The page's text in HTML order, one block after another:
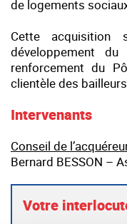
de logements
Cette acquisition
développement
renforcement du
clientèle des
Intervenants
Conseil de
Bernard BESSON –
Votre